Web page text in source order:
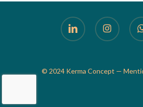
linkedin instagram
© 2024 Kerma Concept —